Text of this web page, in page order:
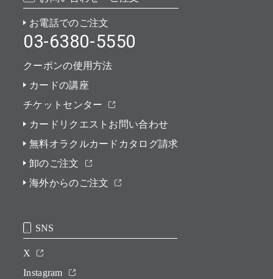
お電話でのご注文
03-6380-5550
クーポンの使用方法
カードの講座
チケットセンター
カードリクエストお問い合わせ
無料オラクルカードカタログ請求
卸のご注文
海外からのご注文
SNS
X
Instagram